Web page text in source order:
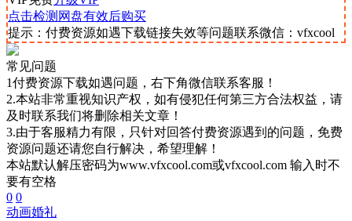
点击检测网盘有效后购买
提示：付费资源如遇下载链接失效等问题联系微信：vfxcool
常见问题
1付费资源下载如遇问题，右下角微信联系客服！
2.本站非常重视知识产权，如有侵犯任何第三方合法权益，请
及时联系我们将删除相关文章！
3.由于客服精力有限，只针对回答付费资源遇到的问题，免费
资源问题还请您自行解决，希望理解！
本站默认解压密码为www.vfxcool.com或vfxcool.com 输入时不
要有空格
0 0
动画婚礼